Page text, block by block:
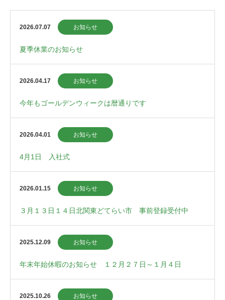
2026.07.07 お知らせ
夏季休業のお知らせ
2026.04.17 お知らせ
今年もゴールデンウィークは暦通りです
2026.04.01 お知らせ
4月1日 入社式
2026.01.15 お知らせ
３月１３日１４日北関東どてらい市 事前登録受付中
2025.12.09 お知らせ
年末年始休暇のお知らせ １２月２７日～１月４日
2025.10.26 お知らせ